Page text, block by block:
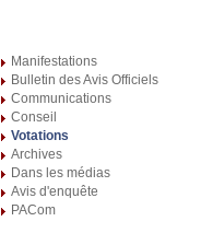
Manifestations
Bulletin des Avis Officiels
Communications
Conseil
Votations
Archives
Dans les médias
Avis d'enquête
PACom